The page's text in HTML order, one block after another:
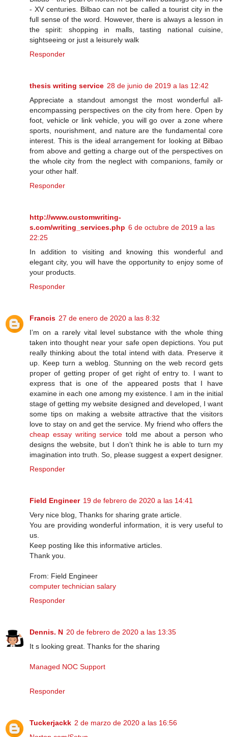
- XV centuries. Bilbao can not be called a tourist city in the
full sense of the word. However, there is always a lesson in
the spirit: shopping in malls, tasting national cuisine,
sightseeing or just a leisurely walk
Responder
thesis writing service 28 de junio de 2019 a las 12:42
Appreciate a standout amongst the most wonderful all-
encompassing perspectives on the city from here. Open by
foot, vehicle or link vehicle, you will go over a zone where
sports, nourishment, and nature are the fundamental core
interest. This is the ideal arrangement for looking at Bilbao
from above and getting a charge out of the perspectives on
the whole city from the neglect with companions, family or
your other half.
Responder
http://www.customwriting-
s.com/writing_services.php 6 de octubre de 2019 a las
22:25
In addition to visiting and knowing this wonderful and
elegant city, you will have the opportunity to enjoy some of
your products.
Responder
Francis 27 de enero de 2020 a las 8:32
I’m on a rarely vital level substance with the whole thing
taken into thought near your safe open depictions. You put
really thinking about the total intend with data. Preserve it
up. Keep turn a weblog. Stunning on the web record gets
proper of getting proper of get right of entry to. I want to
express that is one of the appeared posts that I have
examine in each one among my existence. I am in the initial
stage of getting my website designed and developed, I want
some tips on making a website attractive that the visitors
love to stay on and get the service. My friend who offers the
cheap essay writing service told me about a person who
designs the website, but I don’t think he is able to turn my
imagination into truth. So, please suggest a expert designer.
Responder
Field Engineer 19 de febrero de 2020 a las 14:41
Very nice blog, Thanks for sharing grate article.
You are providing wonderful information, it is very useful to
us.
Keep posting like this informative articles.
Thank you.
From: Field Engineer
computer technician salary
Responder
Dennis. N 20 de febrero de 2020 a las 13:35
It s looking great. Thanks for the sharing
Managed NOC Support
Responder
Tuckerjackk 2 de marzo de 2020 a las 16:56